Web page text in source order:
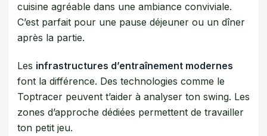
cuisine agréable dans une ambiance conviviale.
C’est parfait pour une pause déjeuner ou un dîner
après la partie.
Les infrastructures d’entraînement modernes
font la différence. Des technologies comme le
Toptracer peuvent t’aider à analyser ton swing. Les
zones d’approche dédiées permettent de travailler
ton petit jeu.